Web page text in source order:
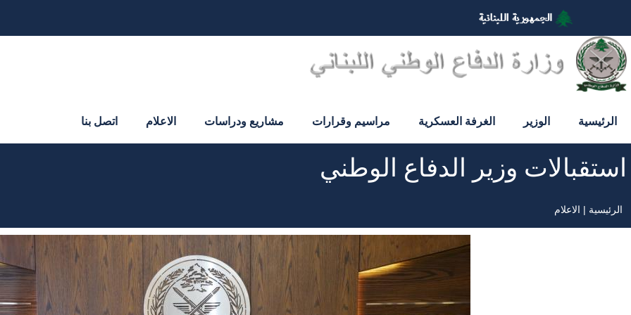
المحتوى
الرئيسي
الرئيسية الوزير الغرفة العسكرية مراسيم وقرارات مشاريع ودراسات الاعلام اتصل بنا
استقبالات وزير الدفاع الوطني
مسار
الرئيسية الاعلام